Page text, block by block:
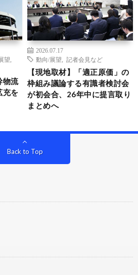
望
物流
充を
2026.07.17
動向/展望
記者会見など
【現地取材】「適正原価」の
枠組み議論する有識者検討会
が初会合、26年中に提言取り
まとめへ
Back to Top